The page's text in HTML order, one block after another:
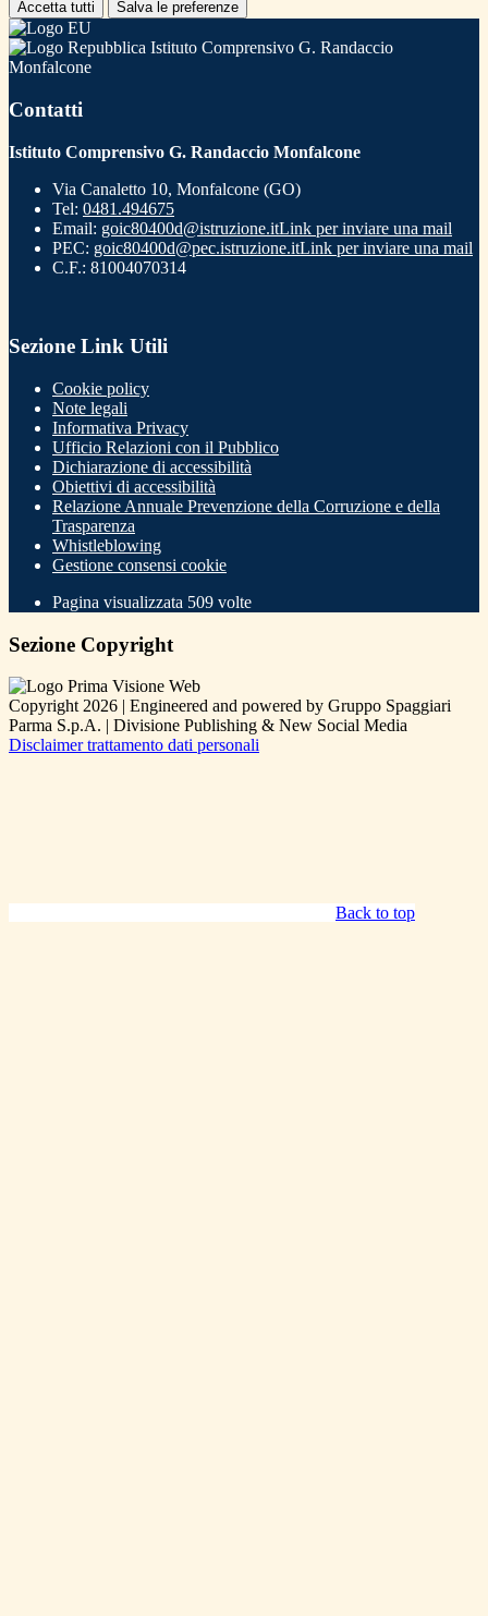
Accetta tutti Salva le preferenze
Istituto Comprensivo G. Randaccio
Monfalcone
Contatti
Istituto Comprensivo G. Randaccio Monfalcone
Via Canaletto 10, Monfalcone (GO)
Tel: 0481.494675
Email: goic80400d@istruzione.itLink per inviare una mail
PEC: goic80400d@pec.istruzione.itLink per inviare una mail
C.F.: 81004070314
Sezione Link Utili
Cookie policy
Note legali
Informativa Privacy
Ufficio Relazioni con il Pubblico
Dichiarazione di accessibilità
Obiettivi di accessibilità
Relazione Annuale Prevenzione della Corruzione e della
Trasparenza
Whistleblowing
Gestione consensi cookie
Pagina visualizzata 509 volte
Sezione Copyright
Copyright 2026 | Engineered and powered by Gruppo Spaggiari
Parma S.p.A. | Divisione Publishing & New Social Media
Disclaimer trattamento dati personali
Back to top